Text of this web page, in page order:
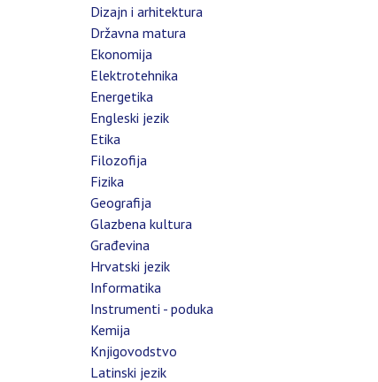
Dizajn i arhitektura
Državna matura
Ekonomija
Elektrotehnika
Energetika
Engleski jezik
Etika
Filozofija
Fizika
Geografija
Glazbena kultura
Građevina
Hrvatski jezik
Informatika
Instrumenti - poduka
Kemija
Knjigovodstvo
Latinski jezik